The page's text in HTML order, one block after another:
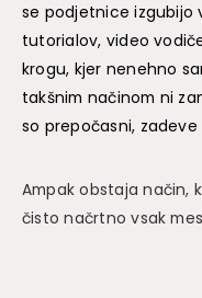
se podjetnice izgubijo
tutorialov, video
krogu, kjer nenehno
takšnim načinom ni
so prepočasni,
Ampak obstaja način,
čisto načrtno vsak